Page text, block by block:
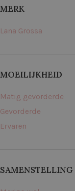
MERK
Lana Grossa
MOEILIJKHEID
Matig gevorderde
Gevorderde
Ervaren
SAMENSTELLING